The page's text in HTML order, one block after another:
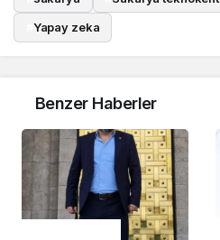
Yapay zeka
Benzer Haberler